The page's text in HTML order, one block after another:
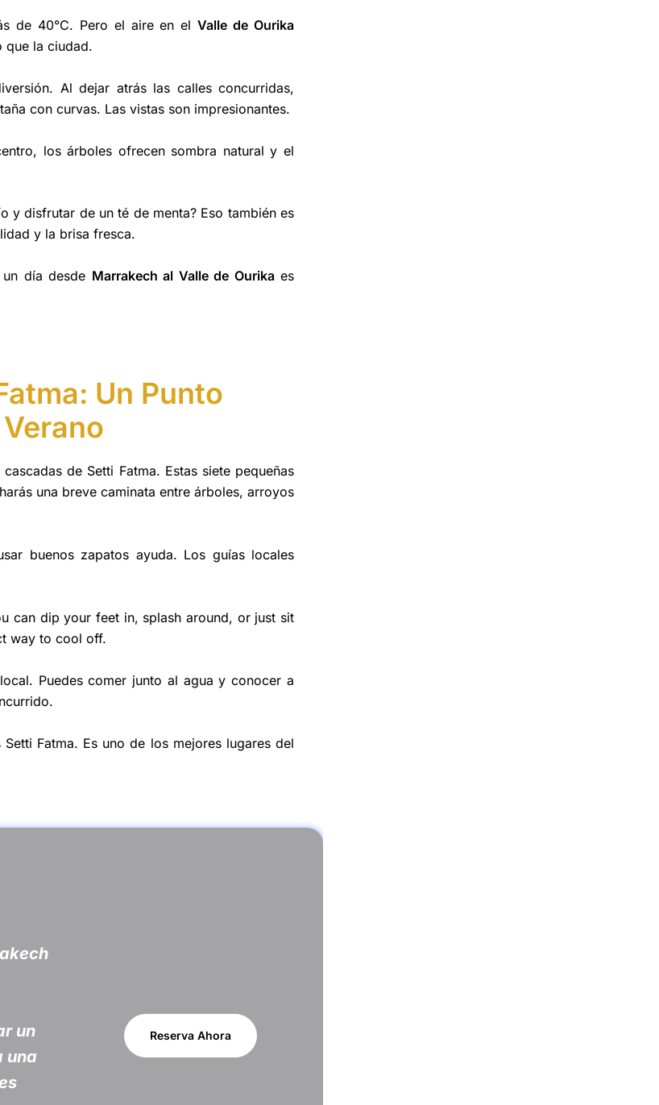
de 40°C. Pero el aire en elValle de Ourika
que la ciudad.
Al dejar atrás las calles concurridas,
con curvas. Las vistas son impresionantes.
los árboles ofrecen sombra natural y el
y disfrutar de un té de menta? Eso también es
y la brisa fresca.
día desde Marrakech al Valle de Ourikaes
Un Punto
de Setti Fatma. Estas siete pequeñas
una breve caminata entre árboles, arroyos
buenos zapatos ayuda. Los guías locales
can dip your feet in, splash around, or just sit
way to cool off.
Puedes comer junto al agua y conocer a
Fatma. Es uno de los mejores lugares del
un
una
Reserva Ahora